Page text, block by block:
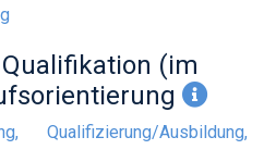
(im
Qualifizierung/Ausbildung,